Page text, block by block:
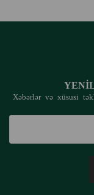
Xəbərlər və xüsusi